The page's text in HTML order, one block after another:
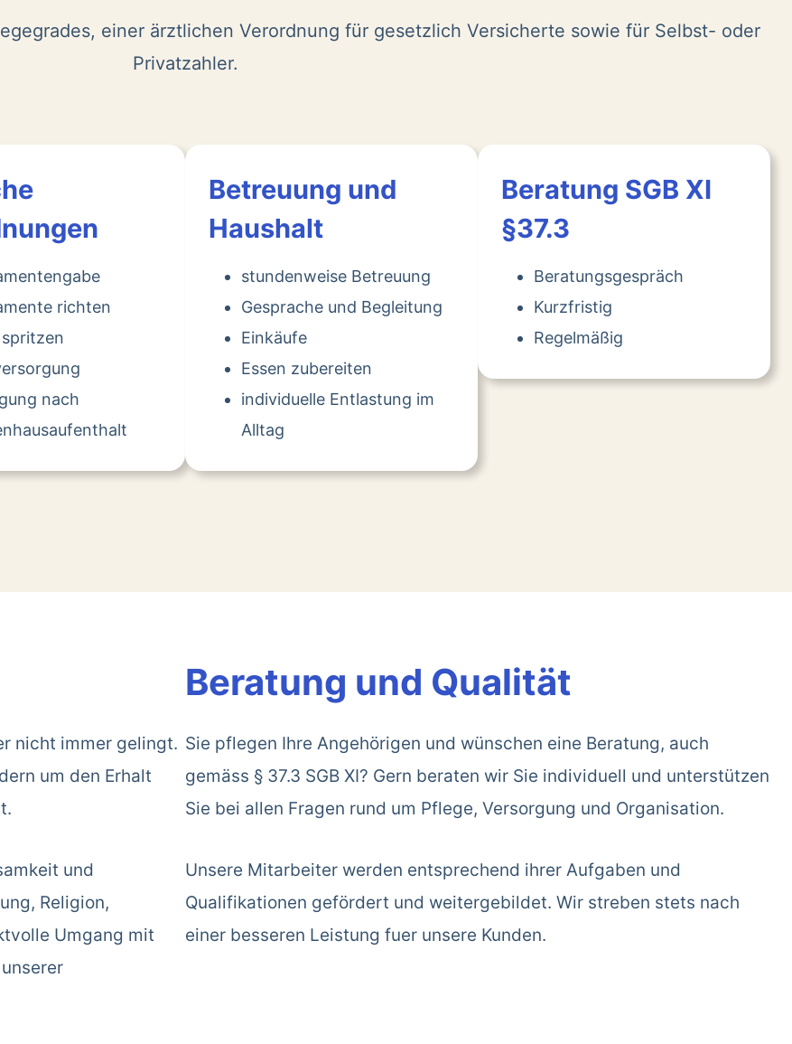
einer ärztlichen Verordnung für gesetzlich Versicherte sowie für Selbst- oder
Privatzahler.
richten
nach
Betreuung und
Haushalt
stundenweise Betreuung
Gesprache und Begleitung
Einkäufe
Essen zubereiten
individuelle Entlastung im
Alltag
Beratung SGB XI
§37.3
Beratungsgespräch
Kurzfristig
Regelmäßig
nicht immer gelingt.
um den Erhalt
und
Religion,
Umgang mit
Beratung und Qualität
Sie pflegen Ihre Angehörigen und wünschen eine Beratung, auch
gemäss § 37.3 SGB XI? Gern beraten wir Sie individuell und unterstützen
Sie bei allen Fragen rund um Pflege, Versorgung und Organisation.
Unsere Mitarbeiter werden entsprechend ihrer Aufgaben und
Qualifikationen gefördert und weitergebildet. Wir streben stets nach
einer besseren Leistung fuer unsere Kunden.